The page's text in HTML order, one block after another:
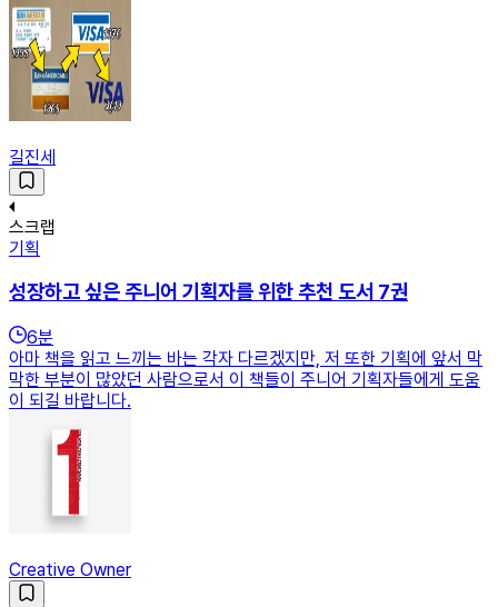
길진세
스크랩
기획
성장하고 싶은 주니어 기획자를 위한 추천 도서 7권
6분
아마 책을 읽고 느끼는 바는 각자 다르겠지만, 저 또한 기획에 앞서 막
막한 부분이 많았던 사람으로서 이 책들이 주니어 기획자들에게 도움
이 되길 바랍니다.
Creative Owner